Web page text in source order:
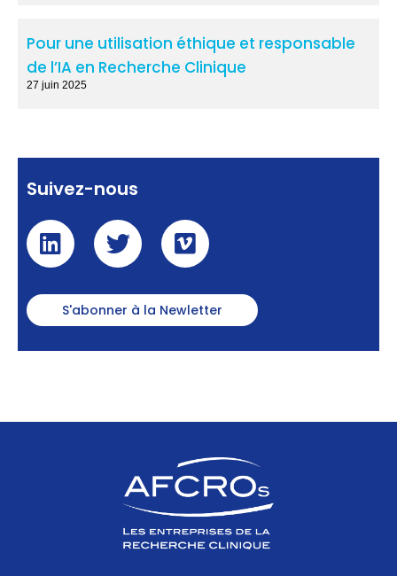
Pour une utilisation éthique et responsable
de l’IA en Recherche Clinique
27 juin 2025
Suivez-nous
S'abonner à la Newletter